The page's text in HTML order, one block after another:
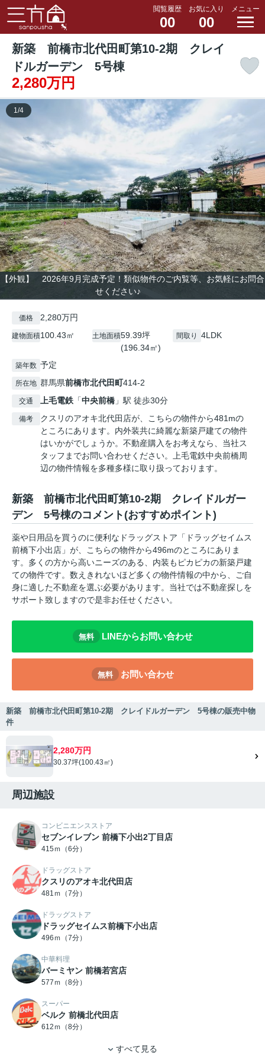
閲覧履歴
00
お気に入り
00
メニュー
新築 前橋市北代田町第10-2期 クレイ
ドルガーデン 5号棟
2,280万円
【外観】 2026年9月完成予定！類似物件のご内覧等、お気軽にお問合
せください♪
1/4
価格 2,280万円
建物面積100.43㎡ 土地面積59.39坪
(196.34㎡)
間取り 4LDK
築年数 予定
所在地 群馬県前橋市北代田町414-2
交通 上毛電鉄 「中央前橋 」駅 徒歩30分
備考
クスリのアオキ北代田店が、こちらの物件から481mの
ところにあります。内外装共に綺麗な新築戸建ての物件
はいかがでしょうか。不動産購入をお考えなら、当社ス
タッフまでお問い合わせください。上毛電鉄中央前橋周
辺の物件情報を多種多様に取り扱っております。
新築 前橋市北代田町第10-2期 クレイドルガー
デン 5号棟のコメント(おすすめポイント)
薬や日用品を買うのに便利なドラッグストア「ドラッグセイムス
前橋下小出店」が、こちらの物件から496mのところにありま
す。多くの方から高いニーズのある、内装もピカピカの新築戸建
ての物件です。数えきれないほど多くの物件情報の中から、ご自
身に適した不動産を選ぶ必要があります。当社では不動産探しを
サポート致しますので是非お任せください。
無料 LINEからお問い合わせ
無料 お問い合わせ
新築 前橋市北代田町第10-2期 クレイドルガーデン 5号棟の販売中物
件
2,280万円
30.37坪(100.43㎡)
周辺施設
コンビニエンスストア
セブンイレブン 前橋下小出2丁目店
415ｍ（6分）
ドラッグストア
クスリのアオキ北代田店
481ｍ（7分）
ドラッグストア
ドラッグセイムス前橋下小出店
496ｍ（7分）
中華料理
バーミヤン 前橋若宮店
577ｍ（8分）
スーパー
ベルク 前橋北代田店
612ｍ（8分）
すべて見る